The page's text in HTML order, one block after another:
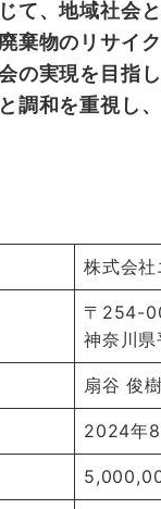
て、地域社会
棄物のリサイ
の実現を目指
調和を重視し
株式会
〒254-
神奈川
扇谷 俊
2024年